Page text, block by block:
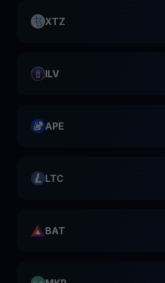
XTZ
ILV
APE
LTC
BAT